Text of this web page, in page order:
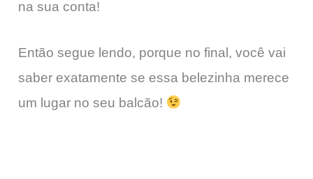
na sua conta!
Então segue lendo, porque no final, você vai
saber exatamente se essa belezinha merece
um lugar no seu balcão!